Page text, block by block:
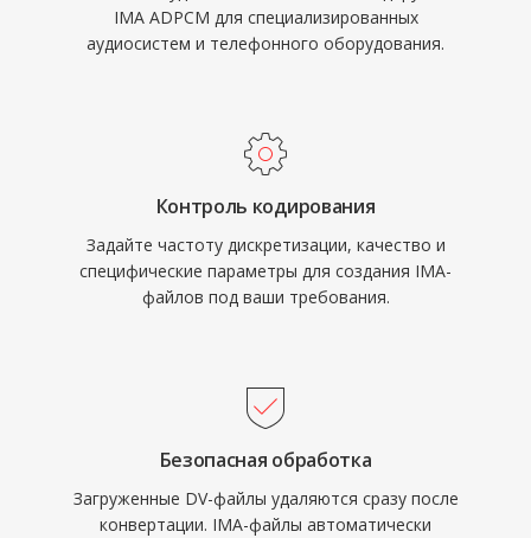
IMA ADPCM для специализированных
аудиосистем и телефонного оборудования.
Контроль кодирования
Задайте частоту дискретизации, качество и
специфические параметры для создания IMA-
файлов под ваши требования.
Безопасная обработка
Загруженные DV-файлы удаляются сразу после
конвертации. IMA-файлы автоматически